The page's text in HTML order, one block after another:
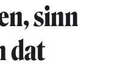
sinn
dat